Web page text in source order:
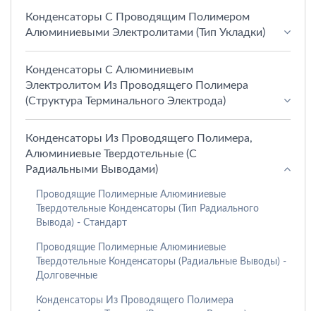
Конденсаторы С Проводящим Полимером
Алюминиевыми Электролитами (тип Укладки)
Конденсаторы С Алюминиевым
Электролитом Из Проводящего Полимера
(структура Терминального Электрода)
Конденсаторы Из Проводящего Полимера,
Алюминиевые Твердотельные (с
Радиальными Выводами)
Проводящие Полимерные Алюминиевые
Твердотельные Конденсаторы (тип Радиального
Вывода) - Стандарт
Проводящие Полимерные Алюминиевые
Твердотельные Конденсаторы (радиальные Выводы) -
Долговечные
Конденсаторы Из Проводящего Полимера